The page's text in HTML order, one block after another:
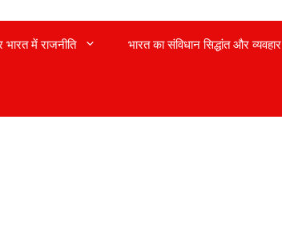
भारत में राजनीति भारत का संविधान सिद्धांत और व्यवहार